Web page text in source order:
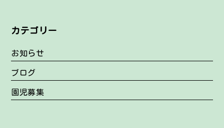
カテゴリー
お知らせ
ブログ
園児募集